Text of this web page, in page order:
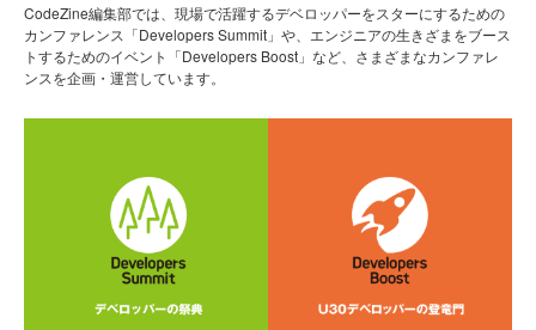
CodeZine編集部では、現場で活躍するデベロッパーをスターにするための
カンファレンス「Developers Summit」や、エンジニアの生きざまをブース
トするためのイベント「Developers Boost」など、さまざまなカンファレ
ンスを企画・運営しています。